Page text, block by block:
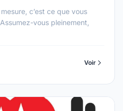
c’est ce que vous
vous pleinement,
Voir